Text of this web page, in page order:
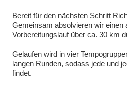
Bereit für den nächsten Schritt
Gemeinsam absolvieren wir einen
Vorbereitungslauf über ca. 30 km
Gelaufen wird in vier
langen Runden, sodass jede und
findet.